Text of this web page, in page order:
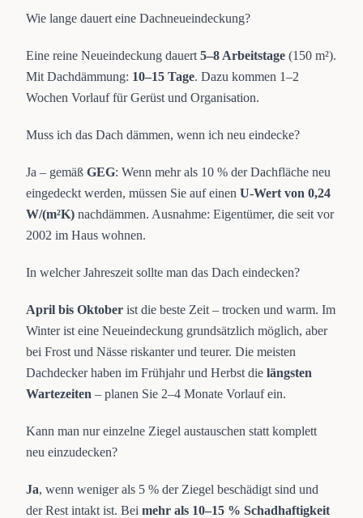
Wie lange dauert eine Dachneueindeckung?
Eine reine Neueindeckung dauert 5–8 Arbeitstage (150 m²).
Mit Dachdämmung: 10–15 Tage. Dazu kommen 1–2
Wochen Vorlauf für Gerüst und Organisation.
Muss ich das Dach dämmen, wenn ich neu eindecke?
Ja – gemäß GEG: Wenn mehr als 10 % der Dachfläche neu
eingedeckt werden, müssen Sie auf einen U-Wert von 0,24
W/(m²K) nachdämmen. Ausnahme: Eigentümer, die seit vor
2002 im Haus wohnen.
In welcher Jahreszeit sollte man das Dach eindecken?
April bis Oktober ist die beste Zeit – trocken und warm. Im
Winter ist eine Neueindeckung grundsätzlich möglich, aber
bei Frost und Nässe riskanter und teurer. Die meisten
Dachdecker haben im Frühjahr und Herbst die längsten
Wartezeiten – planen Sie 2–4 Monate Vorlauf ein.
Kann man nur einzelne Ziegel austauschen statt komplett
neu einzudecken?
Ja, wenn weniger als 5 % der Ziegel beschädigt sind und
der Rest intakt ist. Bei mehr als 10–15 % Schadhaftigkeit